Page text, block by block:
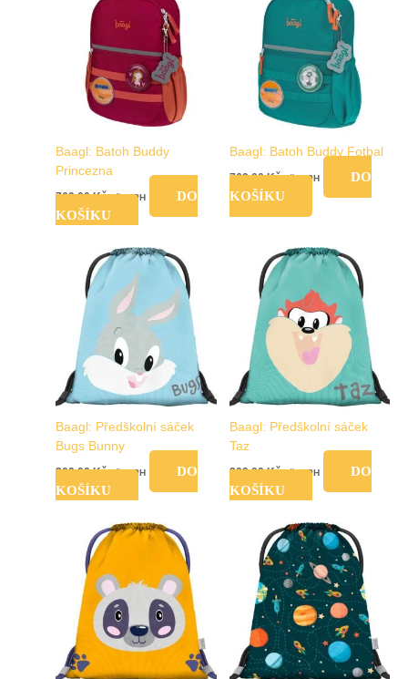
Baagl: Batoh Buddy
Princezna
769,00Kč vč. DPH
DO
KOŠÍKU
Baagl: Batoh Buddy Fotbal
769,00Kč vč. DPH
DO
KOŠÍKU
Baagl: Předškolní sáček
Bugs Bunny
209,00Kč vč. DPH
DO
KOŠÍKU
Baagl: Předškolní sáček
Taz
209,00Kč vč. DPH
DO
KOŠÍKU